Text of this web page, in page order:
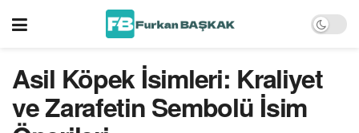
Asil Köpek İsimleri: Kraliyet
ve Zarafetin Sembolü İsim